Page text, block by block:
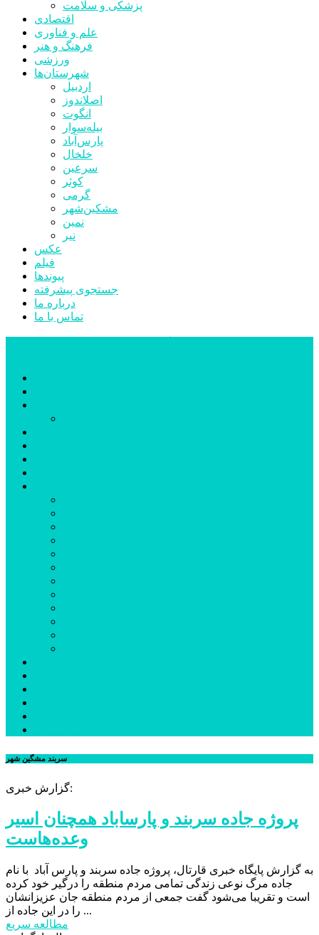
پزشکی و سلامت
اقتصادی
علم و فناوری
فرهنگ و هنر
ورزشی
شهرستان‌ها
اردبیل
اصلاندوز
انگوت
بیله‌سوار
پارس‌آباد
خلخال
سرعین
کوثر
گرمی
مشکین‌شهر
نمین
نیر
عکس
فیلم
پیوندها
جستجوی پیشرفته
درباره ما
تماس با ما
سربند مشگین شهر
گزارش خبری:
پروژه جاده‌ سربند و پارساباد همچنان اسیر
وعده‌هاست
به گزارش پایگاه خبری قارتال، پروژه جاده‌ سربند و پارس آباد با نام
جاده مرگ نوعی زندگی تمامی مردم منطقه را درگیر خود کرده
است و تقریبا می‌شود گفت جمعی از مردم منطقه جان عزیزانشان
را در این جاده از ...
مطالعه سریع